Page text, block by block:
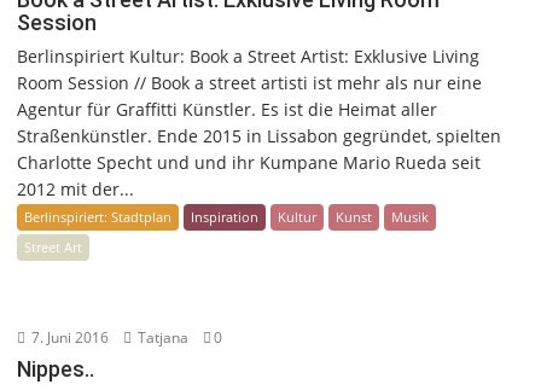
Session
Berlinspiriert Kultur: Book a Street Artist: Exklusive Living
Room Session // Book a street artisti ist mehr als nur eine
Agentur für Graffitti Künstler. Es ist die Heimat aller
Straßenkünstler. Ende 2015 in Lissabon gegründet, spielten
Charlotte Specht und und ihr Kumpane Mario Rueda seit
2012 mit der...
Berlinspiriert: Stadtplan Inspiration Kultur Kunst
Musik
Street Art
7. Juni 2016 Tatjana 0
Nippes..